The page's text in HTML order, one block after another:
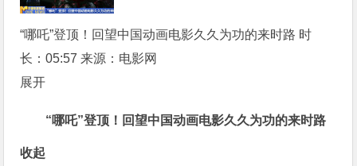
“哪吒”登顶！回望中国动画电影久久为功的来时路 时
长：05:57 来源：电影网
展开
“哪吒”登顶！回望中国动画电影久久为功的来时路
收起